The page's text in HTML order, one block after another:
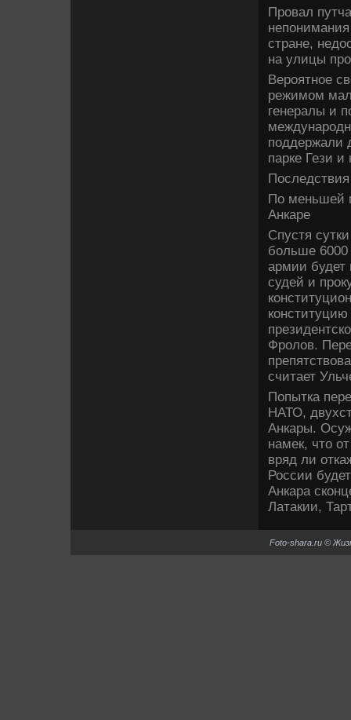
Провал
стране,
на улицы
Вероятное
режимом
генералы и
поддержали
парке Гези
По меньшей
Анкаре
Спустя
больше 6000
армии
судей и
Фролов.
считает
Попытка
НАТО,
Анкары.
намек, что
вряд ли
России
Анкара
Латакии,
Foto-shara.ru ©